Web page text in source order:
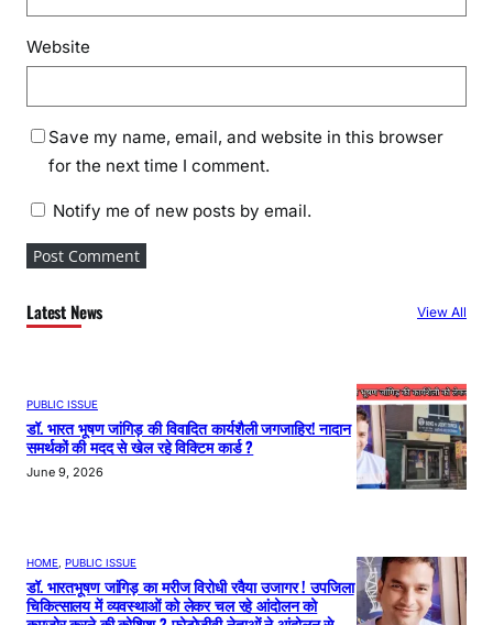
Website
Save my name, email, and website in this browser
for the next time I comment.
Notify me of new posts by email.
Latest News View All
PUBLIC ISSUE
डॉ. भारत भूषण जांगिड़ की विवादित कार्यशैली जगजाहिर! नादान
समर्थकों की मदद से खेल रहे विक्टिम कार्ड ?
June 9, 2026
HOME PUBLIC ISSUE
डॉ. भारतभूषण जांगिड़ का मरीज विरोधी रवैया उजागर ! उपजिला
चिकित्सालय में व्यवस्थाओं को लेकर चल रहे आंदोलन को